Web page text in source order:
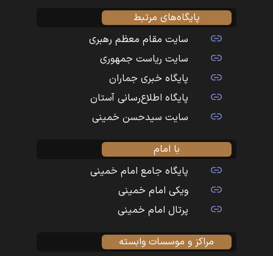
پایگاه‌های مرتبط
سایت مقام معظم رهبری
سایت ریاست جمهوری
پایگاه خبری جماران
پایگاه اطلاع‌رسانی آستان
سایت سیدحسن خمینی
با امام
پایگاه جامع امام خمینی
ویکی امام خمینی
پرتال امام خمینی
مراکز و موسسات وابسته